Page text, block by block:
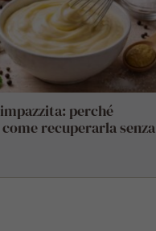
perché
come recuperarla senza